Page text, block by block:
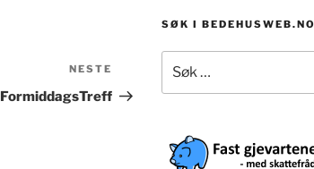
innlegg
NESTE
FormiddagsTreff
SØK I BEDEHUSWEB.NO
etter: